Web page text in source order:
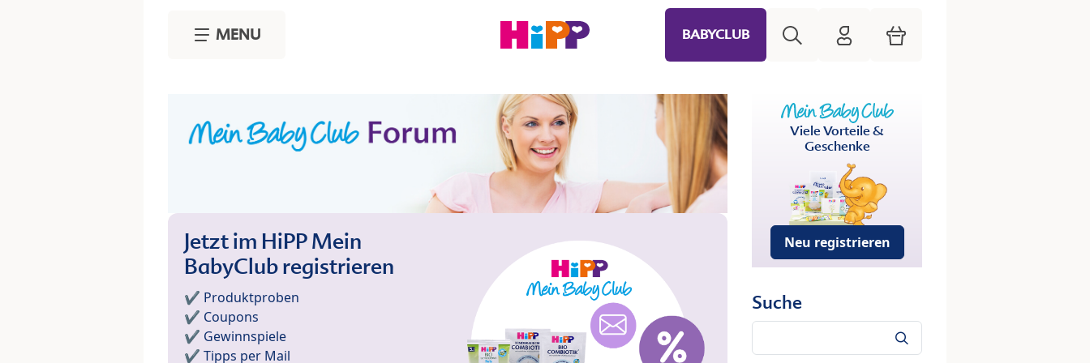
MENU BABYCLUB HiPP Mein Babyclub
Warenkorb
Jetzt im HiPP Mein
BabyClub registrieren
✔️ Produktproben
✔️ Coupons
✔️ Gewinnspiele
✔️ Tipps per Mail
Viele Vorteile &
Geschenke
Neu registrieren
Suche